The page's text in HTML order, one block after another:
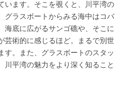
います。そこを覗くと、川平湾の
グラスボートからみる海中はコバ
海底に広がるサンゴ礁や、そこに
芸術的に感じるほど。まるで別世
す。また、グラスボートのスタッ
川平湾の魅力をより深く知ること